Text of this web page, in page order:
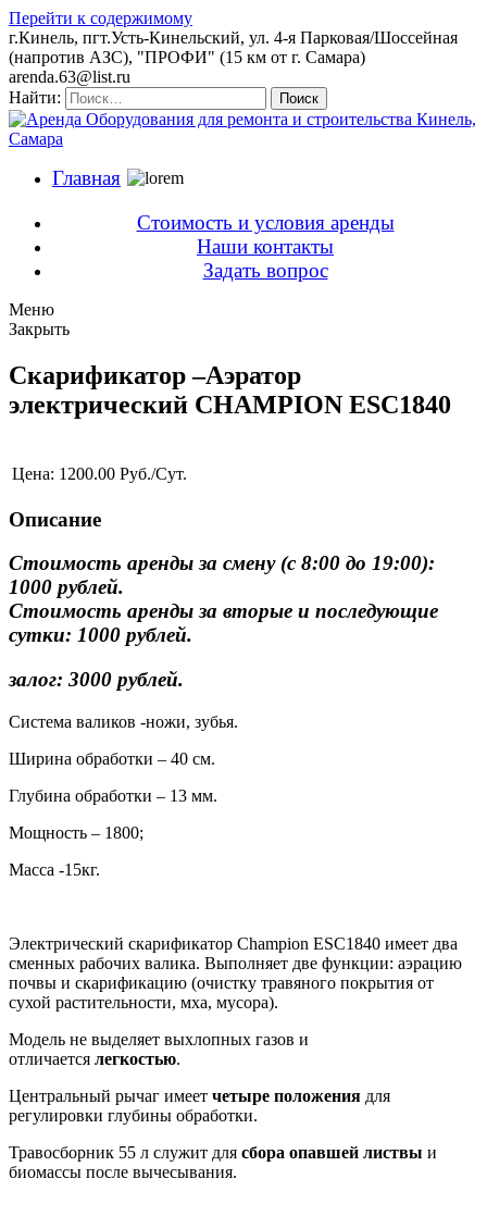
Перейти к содержимому
г.Кинель, пгт.Усть-Кинельский, ул. 4-я Парковая/Шоссейная
(напротив АЗС), "ПРОФИ" (15 км от г. Самара)
arenda.63@list.ru
Найти:
Поиск
Главная
Стоимость и условия аренды
Наши контакты
Задать вопрос
Меню
Закрыть
Скарификатор –Аэратор
электрический CHAMPION ESC1840
Цена: 1200.00 Руб./Сут.
Описание
Стоимость аренды за смену (с 8:00 до 19:00):
1000 рублей.
Стоимость аренды за вторые и последующие
сутки: 1000 рублей.
залог: 3000 рублей.
Система валиков -ножи, зубья.
Ширина обработки – 40 см.
Глубина обработки – 13 мм.
Мощность – 1800;
Масса -15кг.
Электрический скарификатор Champion ESC1840 имеет два
сменных рабочих валика. Выполняет две функции: аэрацию
почвы и скарификацию (очистку травяного покрытия от
сухой растительности, мха, мусора).
Модель не выделяет выхлопных газов и
отличается легкостью.
Центральный рычаг имеет четыре положения для
регулировки глубины обработки.
Травосборник 55 л служит для сбора опавшей листвы и
биомассы после вычесывания.